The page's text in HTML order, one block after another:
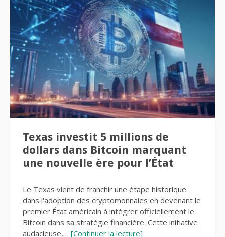
Texas investit 5 millions de
dollars dans Bitcoin marquant
une nouvelle ère pour l’État
Le Texas vient de franchir une étape historique
dans l'adoption des cryptomonnaies en devenant le
premier État américain à intégrer officiellement le
Bitcoin dans sa stratégie financière. Cette initiative
audacieuse,… [Continuer la lecture]